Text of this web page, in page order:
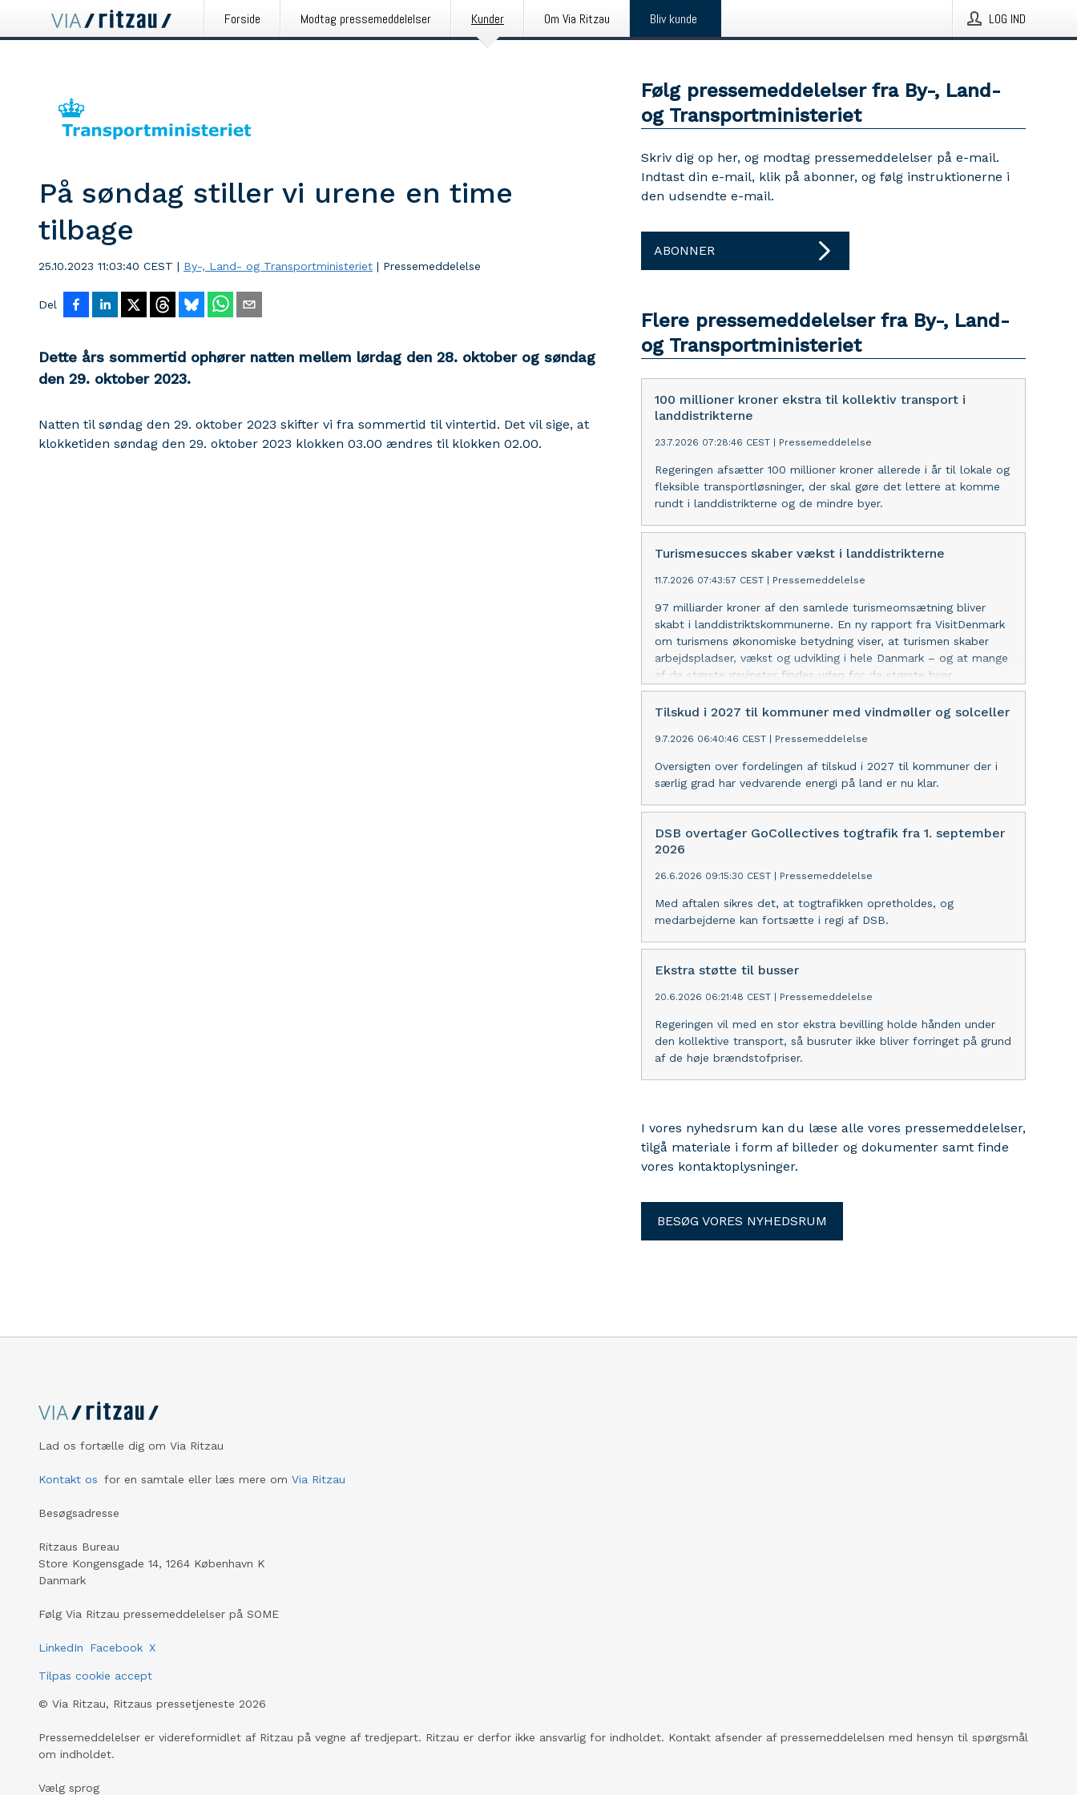
Forside Modtag pressemeddelelser Kunder Om Via Ritzau Bliv kunde LOG IND
På søndag stiller vi urene en time
tilbage
25.10.2023 11:03:40 CEST | By-, Land- og Transportministeriet | Pressemeddelelse
Del
Dette års sommertid ophører natten mellem lørdag den 28. oktober og søndag
den 29. oktober 2023.
Natten til søndag den 29. oktober 2023 skifter vi fra sommertid til vintertid. Det vil sige, at
klokketiden søndag den 29. oktober 2023 klokken 03.00 ændres til klokken 02.00.
Følg pressemeddelelser fra By-, Land-
og Transportministeriet
Skriv dig op her, og modtag pressemeddelelser på e-mail.
Indtast din e-mail, klik på abonner, og følg instruktionerne i
den udsendte e-mail.
ABONNER
Flere pressemeddelelser fra By-, Land-
og Transportministeriet
100 millioner kroner ekstra til kollektiv transport i
landdistrikterne
23.7.2026 07:28:46 CEST Pressemeddelelse
Regeringen afsætter 100 millioner kroner allerede i år til lokale og
fleksible transportløsninger, der skal gøre det lettere at komme
rundt i landdistrikterne og de mindre byer.
Turismesucces skaber vækst i landdistrikterne
11.7.2026 07:43:57 CEST Pressemeddelelse
97 milliarder kroner af den samlede turismeomsætning bliver
skabt i landdistriktskommunerne. En ny rapport fra VisitDenmark
om turismens økonomiske betydning viser, at turismen skaber
arbejdspladser, vækst og udvikling i hele Danmark – og at mange
af de største gevinster findes uden for de største byer.
Tilskud i 2027 til kommuner med vindmøller og solceller
9.7.2026 06:40:46 CEST Pressemeddelelse
Oversigten over fordelingen af tilskud i 2027 til kommuner der i
særlig grad har vedvarende energi på land er nu klar.
DSB overtager GoCollectives togtrafik fra 1. september
2026
26.6.2026 09:15:30 CEST Pressemeddelelse
Med aftalen sikres det, at togtrafikken opretholdes, og
medarbejderne kan fortsætte i regi af DSB.
Ekstra støtte til busser
20.6.2026 06:21:48 CEST Pressemeddelelse
Regeringen vil med en stor ekstra bevilling holde hånden under
den kollektive transport, så busruter ikke bliver forringet på grund
af de høje brændstofpriser.
I vores nyhedsrum kan du læse alle vores pressemeddelelser,
tilgå materiale i form af billeder og dokumenter samt finde
vores kontaktoplysninger.
BESØG VORES NYHEDSRUM
Lad os fortælle dig om Via Ritzau
Kontakt os for en samtale eller læs mere om Via Ritzau
Besøgsadresse
Ritzaus Bureau
Store Kongensgade 14, 1264 København K
Danmark
Følg Via Ritzau pressemeddelelser på SOME
LinkedIn Facebook X
Tilpas cookie accept
© Via Ritzau, Ritzaus pressetjeneste 2026
Pressemeddelelser er videreformidlet af Ritzau på vegne af tredjepart. Ritzau er derfor ikke ansvarlig for indholdet. Kontakt afsender af pressemeddelelsen med hensyn til spørgsmål
om indholdet.
Vælg sprog